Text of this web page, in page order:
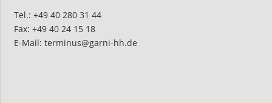
Tel.: +49 40 280 31 44
Fax: +49 40 24 15 18
E-Mail:terminus@garni-hh.de